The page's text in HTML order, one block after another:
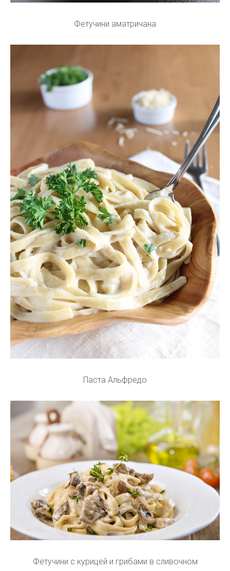
Фетучини аматричана
Паста Альфредо
Фетучини с курицей и грибами в сливочном